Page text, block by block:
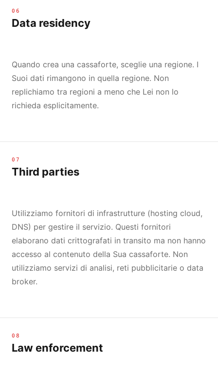
06
Data residency
Quando crea una cassaforte, sceglie una regione. I
Suoi dati rimangono in quella regione. Non
replichiamo tra regioni a meno che Lei non lo
richieda esplicitamente.
07
Third parties
Utilizziamo fornitori di infrastrutture (hosting cloud,
DNS) per gestire il servizio. Questi fornitori
elaborano dati crittografati in transito ma non hanno
accesso al contenuto della Sua cassaforte. Non
utilizziamo servizi di analisi, reti pubblicitarie o data
broker.
08
Law enforcement